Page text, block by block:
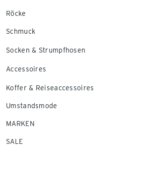
Röcke
Schmuck
Socken & Strumpfhosen
Accessoires
Koffer & Reiseaccessoires
Umstandsmode
MARKEN
SALE